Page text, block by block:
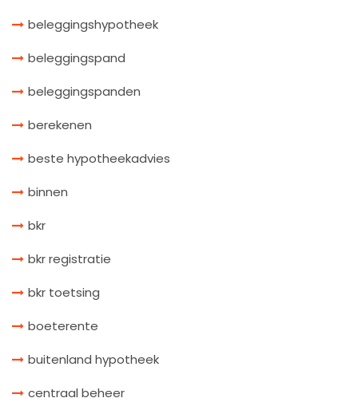
beleggingshypotheek
beleggingspand
beleggingspanden
berekenen
beste hypotheekadvies
binnen
bkr
bkr registratie
bkr toetsing
boeterente
buitenland hypotheek
centraal beheer